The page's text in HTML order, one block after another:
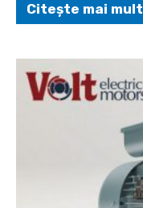
Citește mai mult